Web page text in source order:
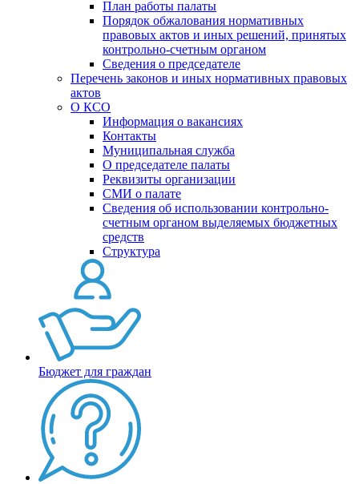
План работы палаты
Порядок обжалования нормативных
правовых актов и иных решений, принятых
контрольно-счетным органом
Сведения о председателе
Перечень законов и иных нормативных правовых
актов
О КСО
Информация о вакансиях
Контакты
Муниципальная служба
О председателе палаты
Реквизиты организации
СМИ о палате
Сведения об использовании контрольно-
счетным органом выделяемых бюджетных
средств
Структура
Бюджет для граждан